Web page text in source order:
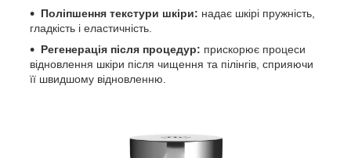
Поліпшення текстури шкіри: надає шкірі пружність,
гладкість і еластичність.
Регенерація після процедур: прискорює процеси
відновлення шкіри після чищення та пілінгів, сприяючи
її швидшому відновленню.